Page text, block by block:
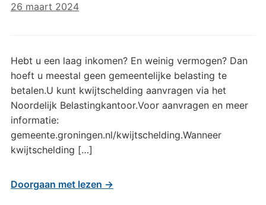
26 maart 2024
Hebt u een laag inkomen? En weinig vermogen? Dan
hoeft u meestal geen gemeentelijke belasting te
betalen.U kunt kwijtschelding aanvragen via het
Noordelijk Belastingkantoor.Voor aanvragen en meer
informatie:
gemeente.groningen.nl/kwijtschelding.Wanneer
kwijtschelding […]
Doorgaan met lezen →